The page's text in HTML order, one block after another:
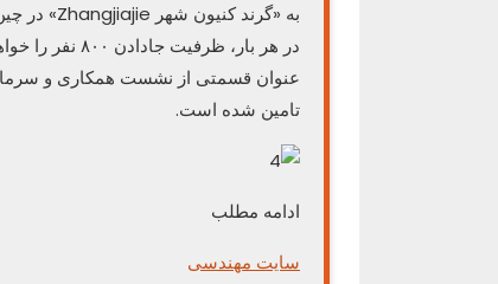
در هر بار،
تامین شده است.
ادامه مطلب
سایت مهندسی